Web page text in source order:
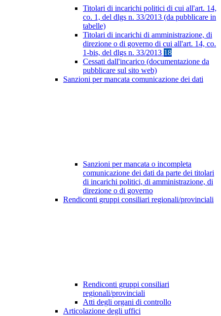
Titolari di incarichi politici di cui all'art. 14,
co. 1, del dlgs n. 33/2013 (da pubblicare in
tabelle)
Titolari di incarichi di amministrazione, di
direzione o di governo di cui all'art. 14, co.
1-bis, del dlgs n. 33/2013 18
Cessati dall'incarico (documentazione da
pubblicare sul sito web)
Sanzioni per mancata comunicazione dei dati
Sanzioni per mancata o incompleta
comunicazione dei dati da parte dei titolari
di incarichi politici, di amministrazione, di
direzione o di governo
Rendiconti gruppi consiliari regionali/provinciali
Rendiconti gruppi consiliari
regionali/provinciali
Atti degli organi di controllo
Articolazione degli uffici